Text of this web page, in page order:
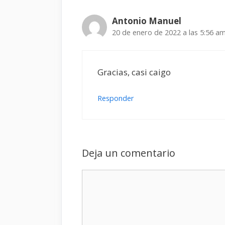
Antonio Manuel
20 de enero de 2022 a las 5:56
Gracias, casi caigo
Responder
Deja un comentario